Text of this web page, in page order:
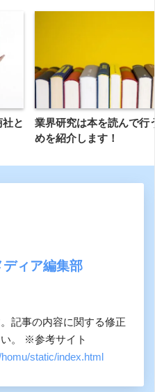
と
業界研究は本を読んで行
めを紹介します！
ィア編集部
記事の内容に関する修正
。 ※参考サイト
static/index.html